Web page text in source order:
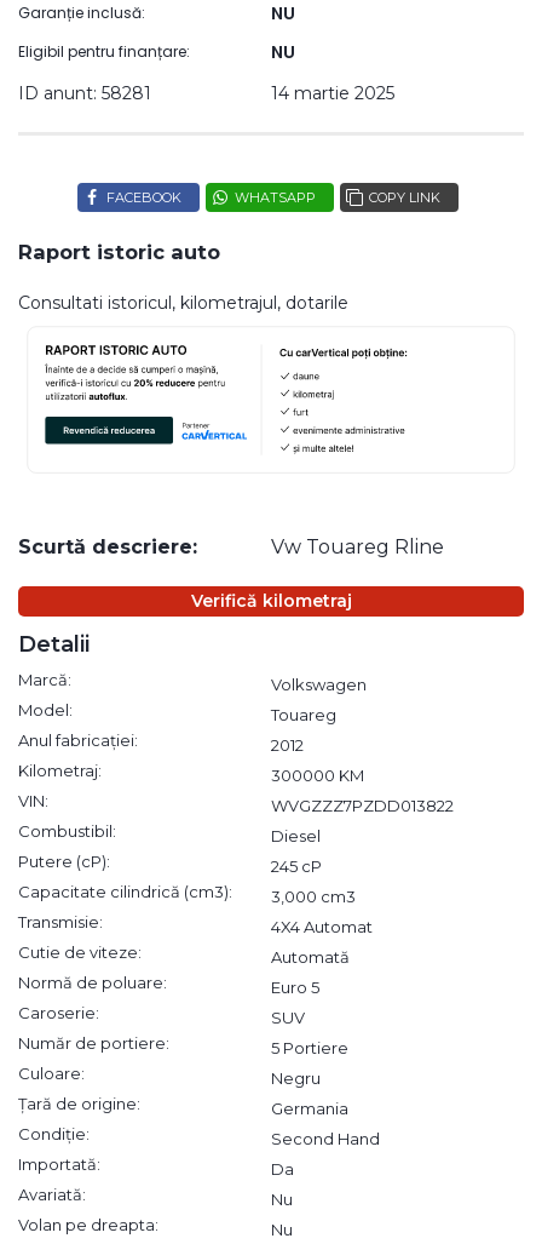
Garanție inclusă: NU
Eligibil pentru finanțare: NU
ID anunt: 58281 14 martie 2025
FACEBOOK WHATSAPP COPY LINK
Raport istoric auto
Consultati istoricul, kilometrajul, dotarile
Scurtă descriere: Vw Touareg Rline
Verifică kilometraj
Detalii
Marcă:
Volkswagen
Model:
Touareg
Anul fabricației:
2012
Kilometraj:
300000 KM
VIN:
WVGZZZ7PZDD013822
Combustibil:
Diesel
Putere (cP):
245 cP
Capacitate cilindrică (cm3):
3,000 cm3
Transmisie:
4X4 Automat
Cutie de viteze:
Automată
Normă de poluare:
Euro 5
Caroserie:
SUV
Număr de portiere:
5 Portiere
Culoare:
Negru
Țară de origine:
Germania
Condiție:
Second Hand
Importată:
Da
Avariată:
Nu
Volan pe dreapta:
Nu